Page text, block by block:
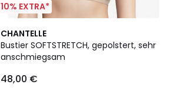
10% EXTRA*
CHANTELLE
Bustier SOFTSTRETCH, gepolstert, sehr
anschmiegsam
48,00 €
4,4
/ 5